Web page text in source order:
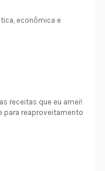
econômica e
receitas que eu amei!
para reaproveitamento